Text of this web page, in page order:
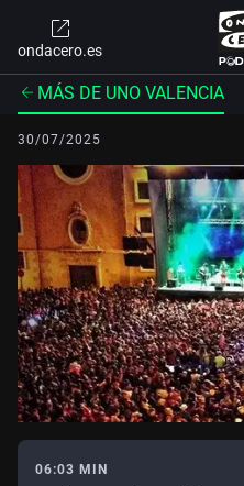
ondacero.es
MÁS DE UNO VALENCIA
30/07/2025
06:03 MIN